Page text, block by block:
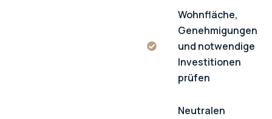
Wohnfläche,
Genehmigungen
und notwendige
Investitionen
prüfen
Neutralen